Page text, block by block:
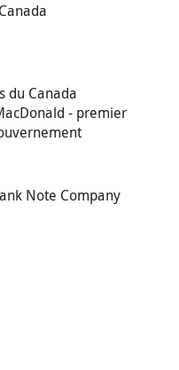
du Canada
- premier
Note Company